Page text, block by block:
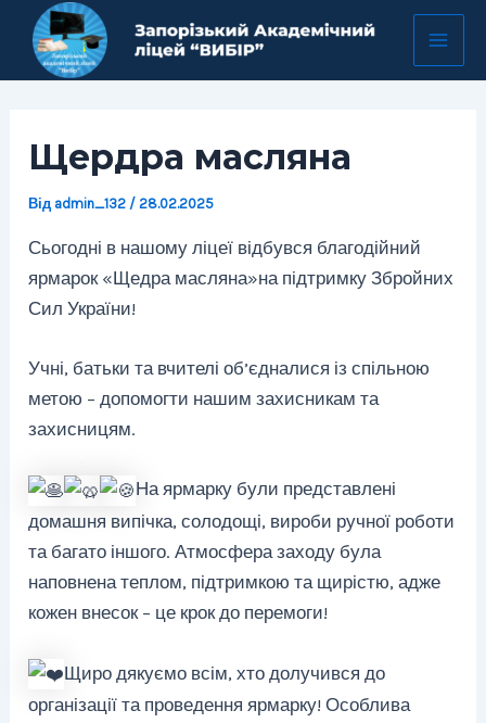
Перейти
вмісту
Щердра масляна
Від admin_132 /28.02.2025
Сьогодні в нашому ліцеї відбувся благодійний
ярмарок «Щедра масляна»на підтримку Збройних
Сил України!
Учні, батьки та вчителі об’єдналися із спільною
метою – допомогти нашим захисникам та
захисницям.
На ярмарку були представлені
домашня випічка, солодощі, вироби ручної роботи
та багато іншого. Атмосфера заходу була
наповнена теплом, підтримкою та щирістю, адже
кожен внесок – це крок до перемоги!
Щиро дякуємо всім, хто долучився до
організації та проведення ярмарку! Особлива
Навігація
запису